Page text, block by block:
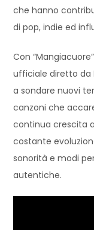
che hanno
di pop, indie ed
Con
ufficiale diretto da
a sondare nuovi
canzoni che
continua crescita
costante
sonorità e modi
autentiche.